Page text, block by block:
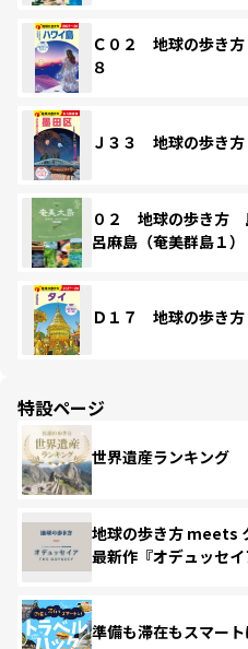
Ｃ０２ 地球の歩き
８
Ｊ３３ 地球の歩き
０２ 地球の歩き
呂麻島（奄美群島１
Ｄ１７ 地球の歩き
特設ページ
世界遺産ランキング
地球の歩き方 meets
最新作『オデュッセイ
準備も滞在もスマー